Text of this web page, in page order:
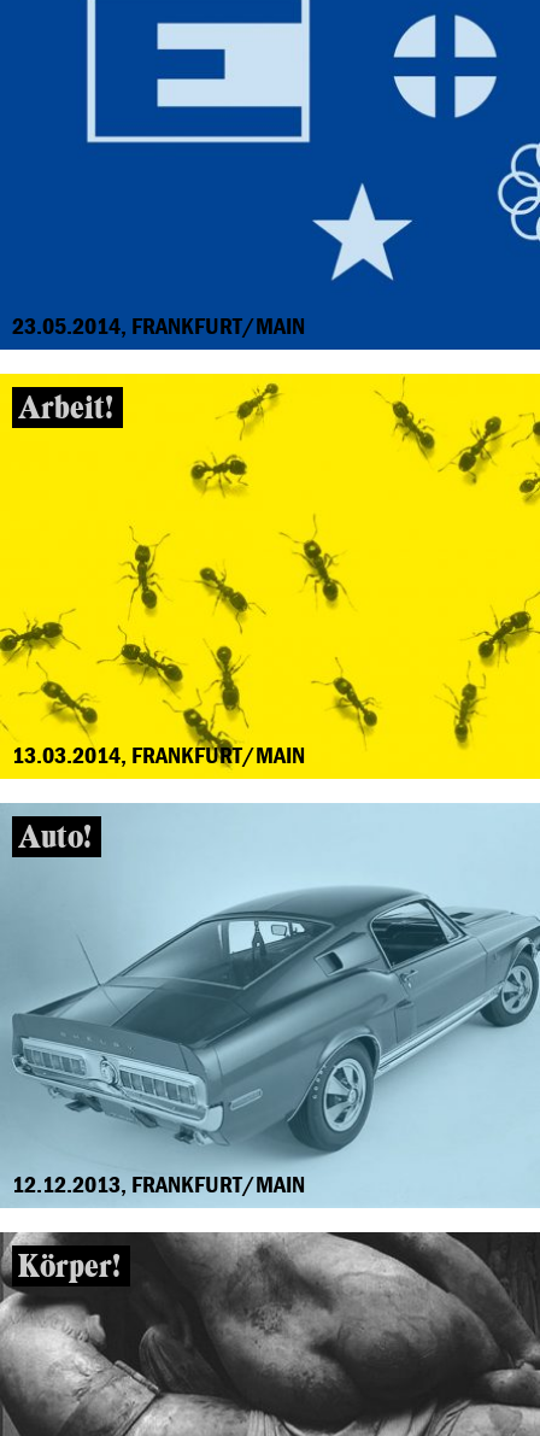
23.05.2014, FRANKFURT/MAIN
Arbeit!
13.03.2014, FRANKFURT/MAIN
Auto!
12.12.2013, FRANKFURT/MAIN
Körper!